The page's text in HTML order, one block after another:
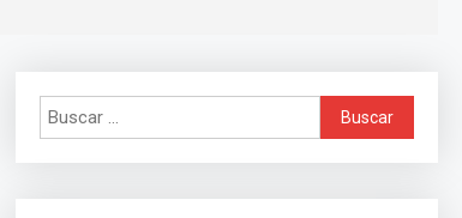
Buscar: